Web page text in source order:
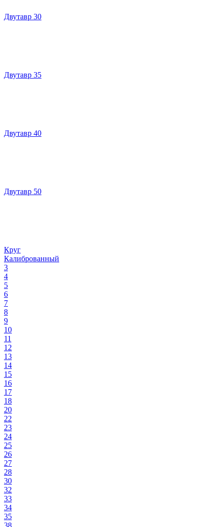
Двутавр 30
Двутавр 35
Двутавр 40
Двутавр 50
Круг
Калиброванный
3
4
5
6
7
8
9
10
11
12
13
14
15
16
17
18
20
22
23
24
25
26
27
28
30
32
33
34
35
38